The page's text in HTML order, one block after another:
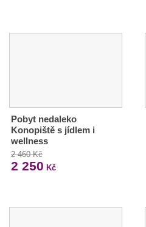
Pobyt nedaleko
Konopiště s jídlem i
wellness
2 460 Kč
2 250 Kč